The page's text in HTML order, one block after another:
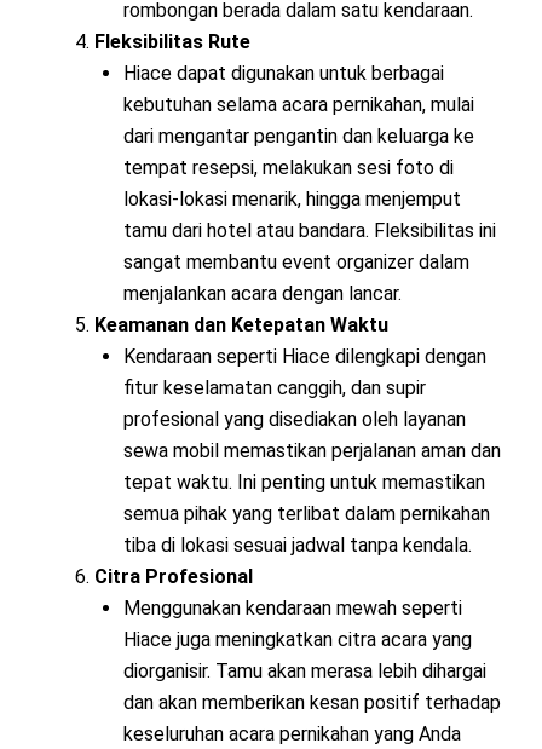
rombongan berada dalam satu kendaraan.
Fleksibilitas Rute
Hiace dapat digunakan untuk berbagai
kebutuhan selama acara pernikahan, mulai
dari mengantar pengantin dan keluarga ke
tempat resepsi, melakukan sesi foto di
lokasi-lokasi menarik, hingga menjemput
tamu dari hotel atau bandara. Fleksibilitas ini
sangat membantu event organizer dalam
menjalankan acara dengan lancar.
Keamanan dan Ketepatan Waktu
Kendaraan seperti Hiace dilengkapi dengan
fitur keselamatan canggih, dan supir
profesional yang disediakan oleh layanan
sewa mobil memastikan perjalanan aman dan
tepat waktu. Ini penting untuk memastikan
semua pihak yang terlibat dalam pernikahan
tiba di lokasi sesuai jadwal tanpa kendala.
Citra Profesional
Menggunakan kendaraan mewah seperti
Hiace juga meningkatkan citra acara yang
diorganisir. Tamu akan merasa lebih dihargai
dan akan memberikan kesan positif terhadap
keseluruhan acara pernikahan yang Anda